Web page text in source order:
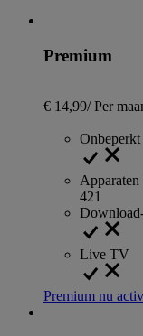
Premium
€ 14,99/Per
Onbeperkt
421
Live TV
Premium nu